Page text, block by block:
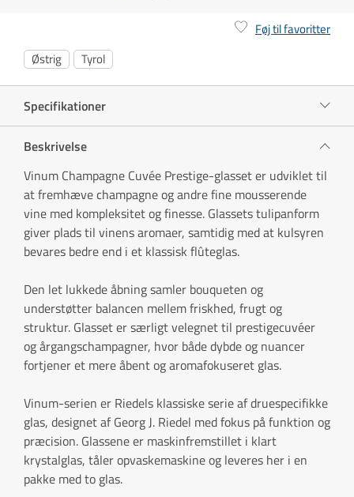
Føj til favoritter
Østrig
Tyrol
Specifikationer
Beskrivelse
Vinum Champagne Cuvée Prestige-glasset er udviklet til
at fremhæve champagne og andre fine mousserende
vine med kompleksitet og finesse. Glassets tulipanform
giver plads til vinens aromaer, samtidig med at kulsyren
bevares bedre end i et klassisk flûteglas.
Den let lukkede åbning samler bouqueten og
understøtter balancen mellem friskhed, frugt og
struktur. Glasset er særligt velegnet til prestigecuvéer
og årgangschampagner, hvor både dybde og nuancer
fortjener et mere åbent og aromafokuseret glas.
Vinum-serien er Riedels klassiske serie af druespecifikke
glas, designet af Georg J. Riedel med fokus på funktion og
præcision. Glassene er maskinfremstillet i klart
krystalglas, tåler opvaskemaskine og leveres her i en
pakke med to glas.